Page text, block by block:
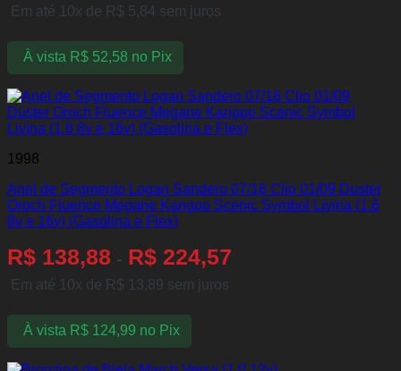
Em até 10x de R$ 5,84 sem juros
À vista R$52,58 no Pix
1998
Anel de Segmento Logan Sandero 07/16 Clio 01/09 Duster
Oroch Fluence Megane Kangoo Scenic Symbol Livina (1.6
8v e 16v) (Gasolina e Flex)
R$ 138,88 - R$ 224,57
Em até 10x de R$ 13,89 sem juros
À vista R$124,99 no Pix